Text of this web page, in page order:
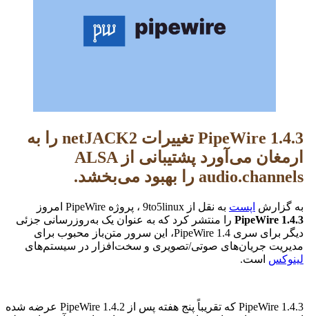
PipeWire 1.4.3 تغییرات netJACK2 را به
ارمغان می‌آورد پشتیبانی از ALSA
audio.channels را بهبود می‌بخشد.
به گزارش اپست به نقل از 9to5linux ، پروژه PipeWire امروز
PipeWire 1.4.3 را منتشر کرد که به عنوان یک به‌روزرسانی جزئی
دیگر برای سری PipeWire 1.4، این سرور متن‌باز محبوب برای
مدیریت جریان‌های صوتی/تصویری و سخت‌افزار در سیستم‌های
لینوکس است.
PipeWire 1.4.3 که تقریباً پنج هفته پس از PipeWire 1.4.2 عرضه شده